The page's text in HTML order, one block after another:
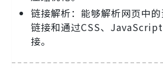
链接解析：能够解析网页中
链接和通过CSS、
接。